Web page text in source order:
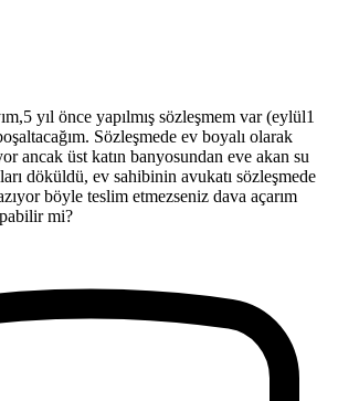
yıl önce yapılmış sözleşmem var (eylül1
Sözleşmede ev boyalı olarak
ancak üst katın banyosundan eve akan su
döküldü, ev sahibinin avukatı sözleşmede
böyle teslim etmezseniz dava açarım
mi?